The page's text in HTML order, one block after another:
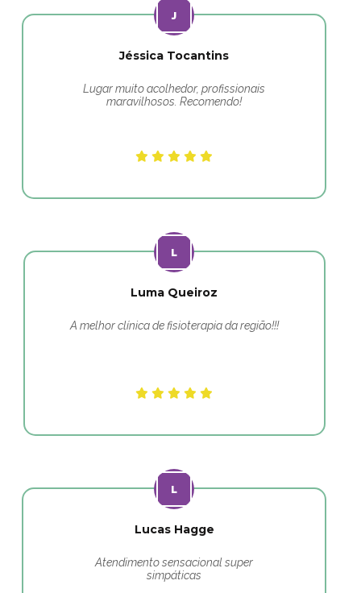
Jéssica Tocantins
Lugar muito acolhedor, profissionais
maravilhosos. Recomendo!
Luma Queiroz
A melhor clínica de fisioterapia da região!!!
Lucas Hagge
Atendimento sensacional super
simpáticas